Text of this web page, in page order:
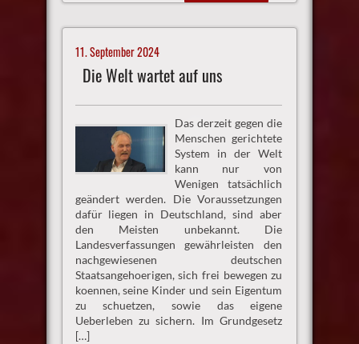
11. September 2024
Die Welt wartet auf uns
Das derzeit gegen die
Menschen gerichtete
System in der Welt
kann nur von
Wenigen tatsächlich
geändert werden. Die Voraussetzungen
dafür liegen in Deutschland, sind aber
den Meisten unbekannt. Die
Landesverfassungen gewährleisten den
nachgewiesenen deutschen
Staatsangehoerigen, sich frei bewegen zu
koennen, seine Kinder und sein Eigentum
zu schuetzen, sowie das eigene
Ueberleben zu sichern. Im Grundgesetz
[…]